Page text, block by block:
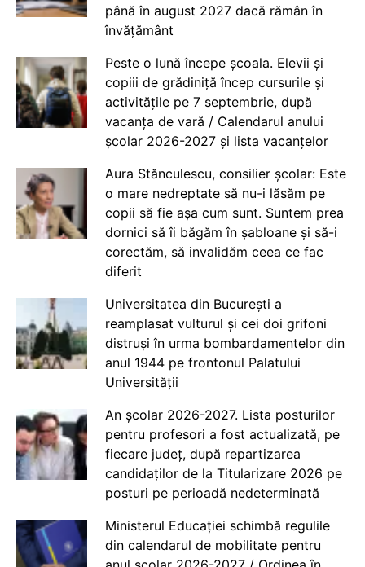
până în august 2027 dacă rămân în
învățământ
Peste o lună începe școala. Elevii și
copiii de grădiniță încep cursurile și
activitățile pe 7 septembrie, după
vacanța de vară / Calendarul anului
școlar 2026-2027 și lista vacanțelor
Aura Stănculescu, consilier școlar: Este
o mare nedreptate să nu-i lăsăm pe
copii să fie așa cum sunt. Suntem prea
dornici să îi băgăm în șabloane și să-i
corectăm, să invalidăm ceea ce fac
diferit
Universitatea din București a
reamplasat vulturul și cei doi grifoni
distruși în urma bombardamentelor din
anul 1944 pe frontonul Palatului
Universității
An școlar 2026-2027. Lista posturilor
pentru profesori a fost actualizată, pe
fiecare județ, după repartizarea
candidaților de la Titularizare 2026 pe
posturi pe perioadă nedeterminată
Ministerul Educației schimbă regulile
din calendarul de mobilitate pentru